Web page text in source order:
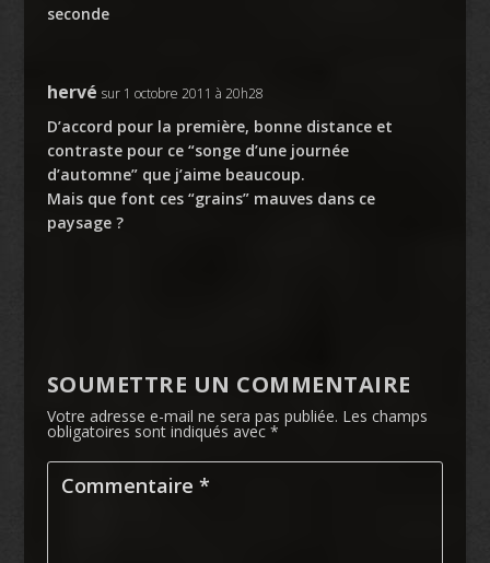
seconde
hervé sur 1 octobre 2011 à 20h28
D’accord pour la première, bonne distance et
contraste pour ce “songe d’une journée
d’automne” que j’aime beaucoup.
Mais que font ces “grains” mauves dans ce
paysage ?
SOUMETTRE UN COMMENTAIRE
Votre adresse e-mail ne sera pas publiée. Les champs
obligatoires sont indiqués avec *